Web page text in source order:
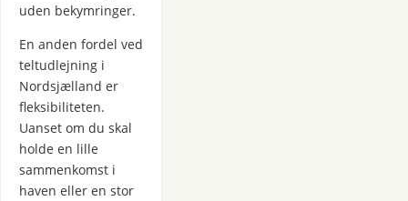
uden bekymringer.
En anden fordel ved
teltudlejning i
Nordsjælland er
fleksibiliteten.
Uanset om du skal
holde en lille
sammenkomst i
haven eller en stor